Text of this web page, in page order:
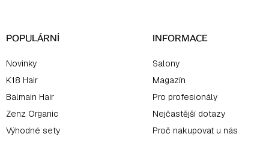
POPULÁRNÍ
Novinky
K18 Hair
Balmain Hair
Zenz Organic
Výhodné sety
INFORMACE
Salony
Magazín
Pro profesionály
Nejčastější dotazy
Proč nakupovat u nás